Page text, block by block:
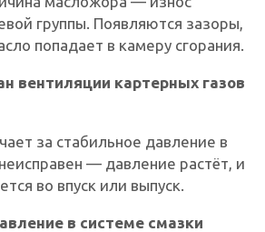
группы. Появляются зазоры,
попадает в камеру сгорания.
вентиляции картерных газов
за стабильное давление в
— давление растёт, и
во впуск или выпуск.
в системе смазки